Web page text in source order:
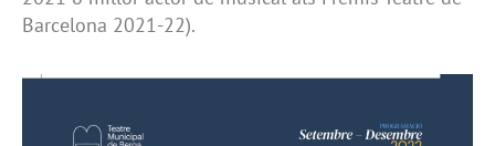
Barcelona 2021-22).